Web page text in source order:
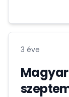
Batthyány
3 éve
Magyar